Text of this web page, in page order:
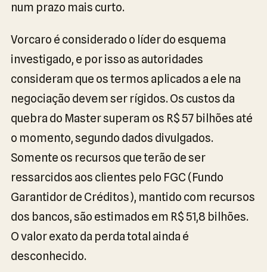
num prazo mais curto.
Vorcaro é considerado o líder do esquema
investigado, e por isso as autoridades
consideram que os termos aplicados a ele na
negociação devem ser rígidos. Os custos da
quebra do Master superam os R$ 57 bilhões até
o momento, segundo dados divulgados.
Somente os recursos que terão de ser
ressarcidos aos clientes pelo FGC (Fundo
Garantidor de Créditos), mantido com recursos
dos bancos, são estimados em R$ 51,8 bilhões.
O valor exato da perda total ainda é
desconhecido.